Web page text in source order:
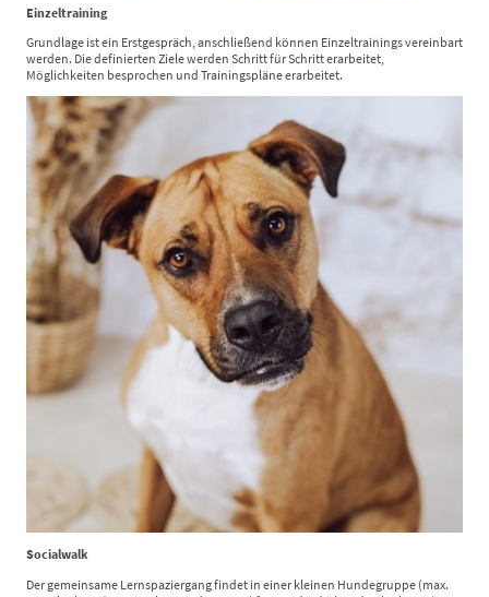
Einzeltraining
Grundlage ist ein Erstgespräch, anschließend können Einzeltrainings vereinbart
werden. Die definierten Ziele werden Schritt für Schritt erarbeitet,
Möglichkeiten besprochen und Trainingspläne erarbeitet.
Socialwalk
Der gemeinsame Lernspaziergang findet in einer kleinen Hundegruppe (max.